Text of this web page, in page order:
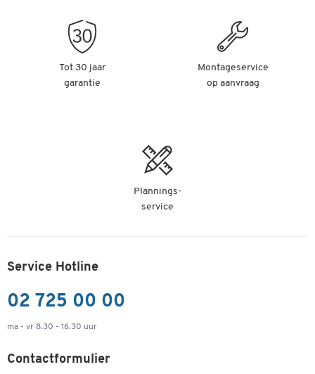
Tot 30 jaar
garantie
Montageservice
op aanvraag
Plannings-
service
Service Hotline
02 725 00 00
ma - vr 8.30 - 16.30 uur
Contactformulier